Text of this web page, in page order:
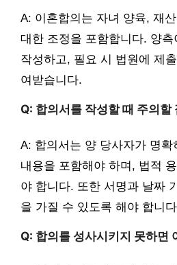
A: 이혼합의는 자녀 양육, 재
대한 조정을 포함합니다. 양
작성하고, 필요 시 법원에 제
여받습니다.
Q: 합의서를 작성할 때 주의할
A: 합의서는 양 당사자가 명
내용을 포함해야 하며, 법적
야 합니다. 또한 서명과 날짜
을 가질 수 있도록 해야 합니
Q: 합의를 성사시키지 못하면